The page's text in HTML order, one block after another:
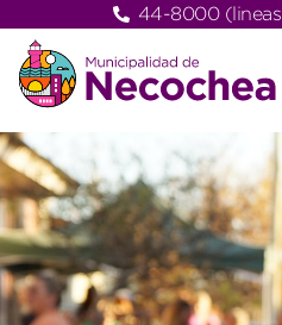
44-8000